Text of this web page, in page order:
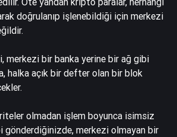
doğrulanıp işlenebildiği için merkezi
merkezi bir banka yerine bir ağ gibi
halka açık bir defter olan bir blok
olmadan işlem boyunca isimsiz
gönderdiğinizde, merkezi olmayan bir